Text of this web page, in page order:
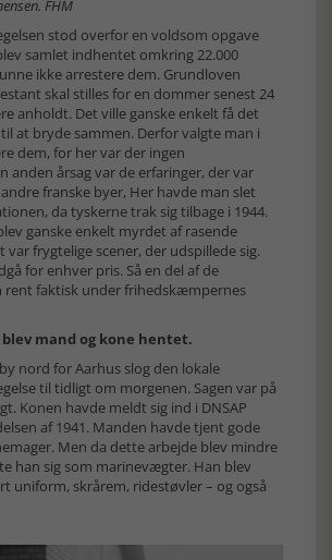
FHM
stod overfor en voldsom opgave
samlet indhentet omkring 22.000
ikke arrestere dem. Grundloven
skal stilles for en dommer senest 24
anholdt. Det ville ganske enkelt få det
at bryde sammen. Derfor valgte man i
dem, for her var der ingen
anden årsag var de erfaringer, der var
franske byer, Her havde man slet
da tyskerne trak sig tilbage i 1944.
ganske enkelt myrdet af rasende
frygtelige scener, der udspillede sig.
for enhver pris. Så en del af de
rent faktisk under frihedskæmpernes
mand og kone hentet.
nord for Aarhus slog den lokale
til tidligt om morgenen. Sagen var på
Konen havde meldt sig ind i DNSAP
af 1941. Manden havde tjent gode
Men da dette arbejde blev mindre
han sig som marinevægter. Han blev
uniform, skrårem, ridestøvler – og også